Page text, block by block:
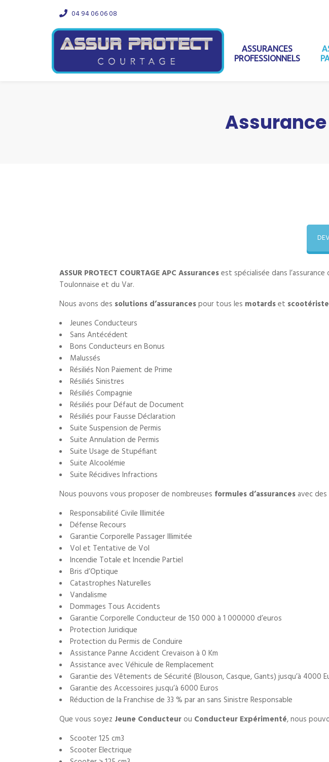
04 94 06 06 08
ASSURANCES
PROFESSIONNELS
ASSUR PROTECT COURTAGE APC Assurancesest spécialisée dans l’assurance
Toulonnaise et du Var.
Nous avons des solutions d’assurancespour tous les motardset
Jeunes Conducteurs
Sans Antécédent
Bons Conducteurs en Bonus
Malussés
Résiliés Non Paiement de Prime
Résiliés Sinistres
Résiliés Compagnie
Résiliés pour Défaut de Document
Résiliés pour Fausse Déclaration
Suite Suspension de Permis
Suite Annulation de Permis
Suite Usage de Stupéfiant
Suite Alcoolémie
Suite Récidives Infractions
Nous pouvons vous proposer de nombreuses formules d’assurancesavec des
Responsabilité Civile Illimitée
Défense Recours
Garantie Corporelle Passager Illimitée
Vol et Tentative de Vol
Incendie Totale et Incendie Partiel
Bris d’Optique
Catastrophes Naturelles
Vandalisme
Dommages Tous Accidents
Garantie Corporelle Conducteur de 150 000 à 1 000000 d’euros
Protection Juridique
Protection du Permis de Conduire
Assistance Panne Accident Crevaison à 0 Km
Assistance avec Véhicule de Remplacement
Garantie des Vêtements de Sécurité (Blouson, Casque, Gants) jusqu’à 4000
Garantie des Accessoires jusqu’à 6000 Euros
Réduction de la Franchise de 33 % par an sans Sinistre Responsable
Que vous soyez Jeune Conducteur ou Conducteur Expérimenté, nous
Scooter 125 cm3
Scooter Electrique